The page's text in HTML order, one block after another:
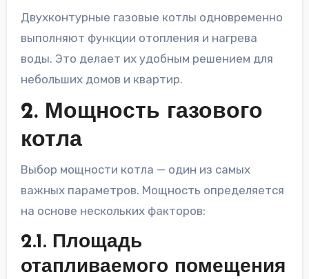
Двухконтурные газовые котлы одновременно
выполняют функции отопления и нагрева
воды. Это делает их удобным решением для
небольших домов и квартир.
2. Мощность газового
котла
Выбор мощности котла — один из самых
важных параметров. Мощность определяется
на основе нескольких факторов:
2.1. Площадь
отапливаемого помещения